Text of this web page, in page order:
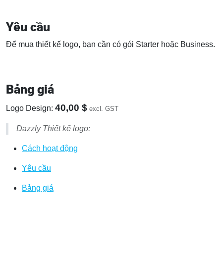
Yêu cầu
Để mua thiết kế logo, bạn cần có gói Starter hoặc Business.
Bảng giá
Logo Design: 40,00 $ excl. GST
Dazzly Thiết kế logo:
Cách hoạt động
Yêu cầu
Bảng giá